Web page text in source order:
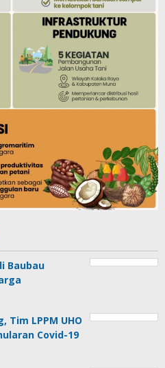
Baubau
Tim LPPM UHO
Covid-19